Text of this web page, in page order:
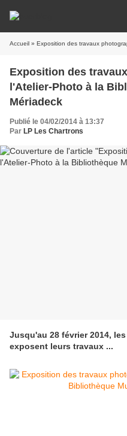
Accueil » Exposition des travaux
Exposition des
l'Atelier-Photo à la
Mériadeck
Publié le 04/02/2014 à 13:37
Par LP Les Chartrons
Jusqu'au 28 février 2014,
exposent leurs travaux ...